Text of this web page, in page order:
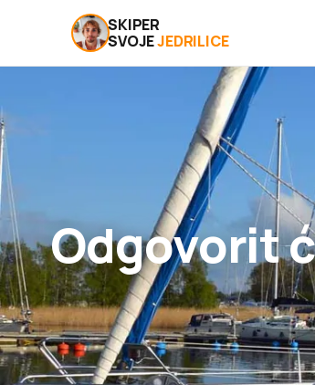
SKIPER
SVOJEJEDRILICE
Odgovorit